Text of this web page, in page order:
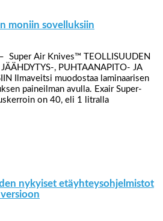
moniin sovelluksiin
Super Air Knives™ TEOLLISUUDEN
, PUHTAANAPITO- JA
Ilmaveitsi muodostaa laminaarisen
paineilman avulla. Exair Super-
on 40, eli 1 litralla
nykyiset etäyhteysohjelmistot